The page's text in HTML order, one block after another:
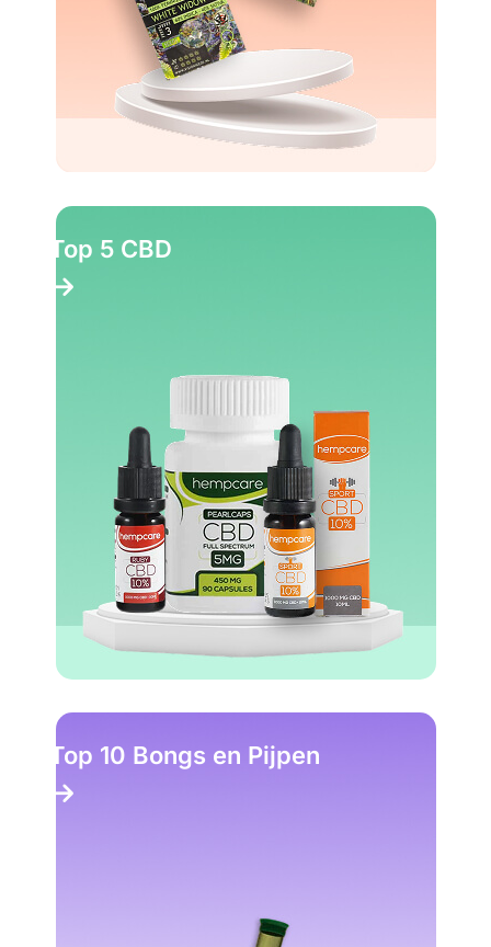
Top 5 CBD
Top 10 Bongs en Pijpen